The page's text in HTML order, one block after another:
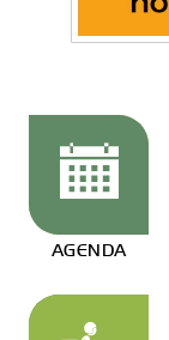
AGENDA